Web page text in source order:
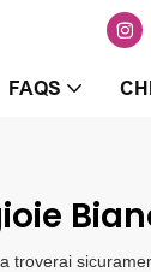
FAQS
troverai